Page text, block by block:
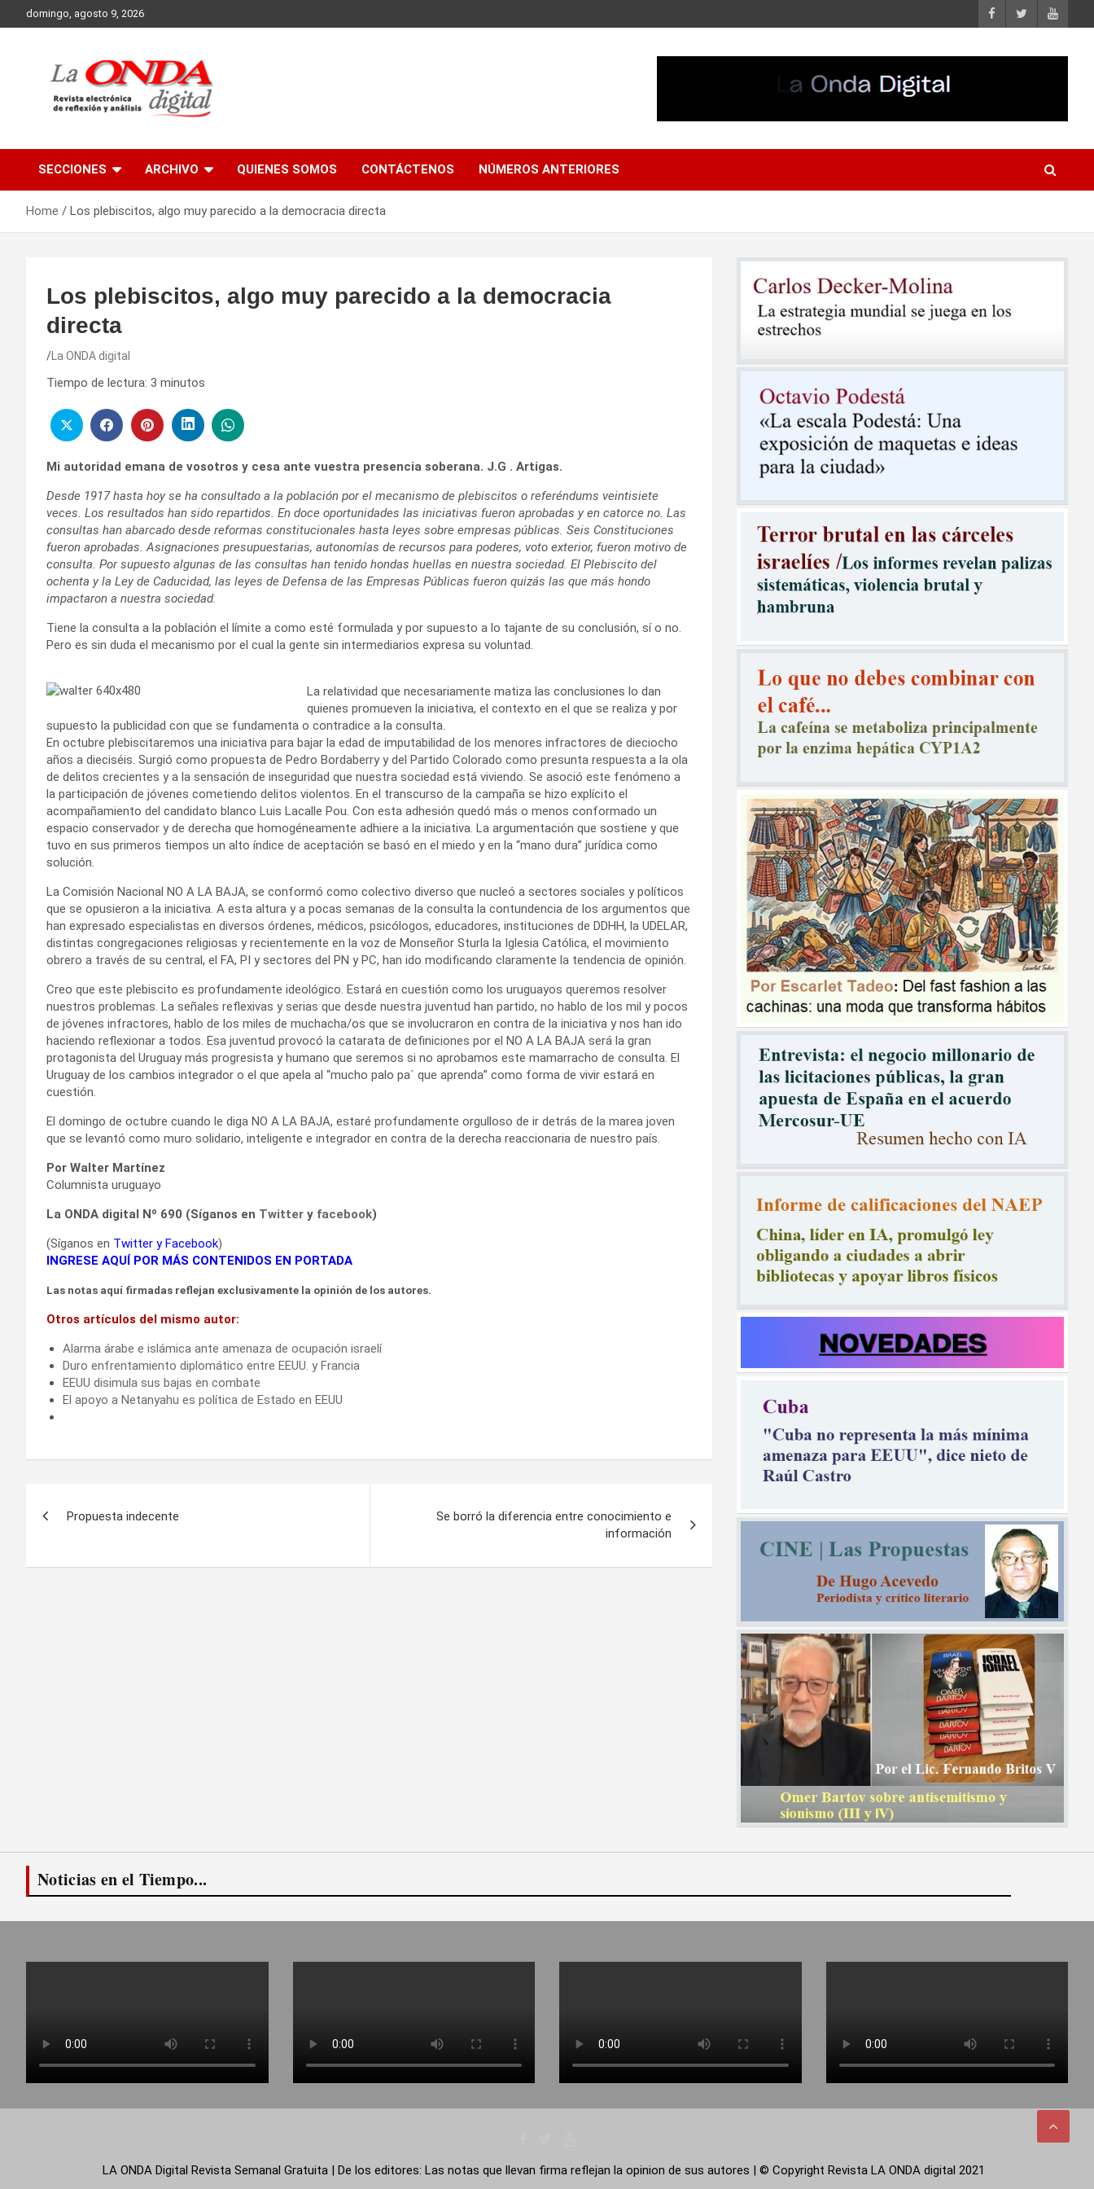
to
domingo, agosto 9, 2026
SECCIONES ARCHIVO QUIENES SOMOS CONTÁCTENOS NÚMEROS ANTERIORES
Home Los plebiscitos, algo muy parecido a la democracia directa
Los plebiscitos, algo muy parecido a la democracia
directa
La ONDA digital
Tiempo de lectura: 3 minutos
Mi autoridad emana de vosotros y cesa ante vuestra presencia soberana. J.G . Artigas.
Desde 1917 hasta hoy se ha consultado a la población por el mecanismo de plebiscitos o referéndums veintisiete
veces. Los resultados han sido repartidos. En doce oportunidades las iniciativas fueron aprobadas y en catorce no. Las
consultas han abarcado desde reformas constitucionales hasta leyes sobre empresas públicas. Seis Constituciones
fueron aprobadas. Asignaciones presupuestarias, autonomías de recursos para poderes, voto exterior, fueron motivo de
consulta. Por supuesto algunas de las consultas han tenido hondas huellas en nuestra sociedad. El Plebiscito del
ochenta y la Ley de Caducidad, las leyes de Defensa de las Empresas Públicas fueron quizás las que más hondo
impactaron a nuestra sociedad.
Tiene la consulta a la población el límite a como esté formulada y por supuesto a lo tajante de su conclusión, sí o no.
Pero es sin duda el mecanismo por el cual la gente sin intermediarios expresa su voluntad.
La relatividad que necesariamente matiza las conclusiones lo dan
quienes promueven la iniciativa, el contexto en el que se realiza y por
supuesto la publicidad con que se fundamenta o contradice a la consulta.
En octubre plebiscitaremos una iniciativa para bajar la edad de imputabilidad de los menores infractores de dieciocho
años a dieciséis. Surgió como propuesta de Pedro Bordaberry y del Partido Colorado como presunta respuesta a la ola
de delitos crecientes y a la sensación de inseguridad que nuestra sociedad está viviendo. Se asoció este fenómeno a
la participación de jóvenes cometiendo delitos violentos. En el transcurso de la campaña se hizo explícito el
acompañamiento del candidato blanco Luis Lacalle Pou. Con esta adhesión quedó más o menos conformado un
espacio conservador y de derecha que homogéneamente adhiere a la iniciativa. La argumentación que sostiene y que
tuvo en sus primeros tiempos un alto índice de aceptación se basó en el miedo y en la “mano dura” jurídica como
solución.
La Comisión Nacional NO A LA BAJA, se conformó como colectivo diverso que nucleó a sectores sociales y políticos
que se opusieron a la iniciativa. A esta altura y a pocas semanas de la consulta la contundencia de los argumentos que
han expresado especialistas en diversos órdenes, médicos, psicólogos, educadores, instituciones de DDHH, la UDELAR,
distintas congregaciones religiosas y recientemente en la voz de Monseñor Sturla la Iglesia Católica, el movimiento
obrero a través de su central, el FA, PI y sectores del PN y PC, han ido modificando claramente la tendencia de opinión.
Creo que este plebiscito es profundamente ideológico. Estará en cuestión como los uruguayos queremos resolver
nuestros problemas. La señales reflexivas y serias que desde nuestra juventud han partido, no hablo de los mil y pocos
de jóvenes infractores, hablo de los miles de muchacha/os que se involucraron en contra de la iniciativa y nos han ido
haciendo reflexionar a todos. Esa juventud provocó la catarata de definiciones por el NO A LA BAJA será la gran
protagonista del Uruguay más progresista y humano que seremos si no aprobamos este mamarracho de consulta. El
Uruguay de los cambios integrador o el que apela al “mucho palo pa´ que aprenda” como forma de vivir estará en
cuestión.
El domingo de octubre cuando le diga NO A LA BAJA, estaré profundamente orgulloso de ir detrás de la marea joven
que se levantó como muro solidario, inteligente e integrador en contra de la derecha reaccionaria de nuestro país.
Por Walter Martínez
Columnista uruguayo
La ONDA digital Nº 690 (Síganos en Twitter y facebook)
(Síganos en Twitter yFacebook)
INGRESE AQUÍ POR MÁS CONTENIDOS EN PORTADA
Las notas aquí firmadas reflejan exclusivamente la opinión de los autores.
Otros artículos del mismo autor:
Alarma árabe e islámica ante amenaza de ocupación israelí
Duro enfrentamiento diplomático entre EEUU. y Francia
EEUU disimula sus bajas en combate
El apoyo a Netanyahu es política de Estado en EEUU
entradas
Propuesta indecente
Se borró la diferencia entre conocimiento e
información
Noticias en el Tiempo...
LA ONDA Digital Revista Semanal Gratuita | De los editores: Las notas que llevan firma reflejan la opinion de sus autores | © Copyright Revista LA ONDA digital 2021